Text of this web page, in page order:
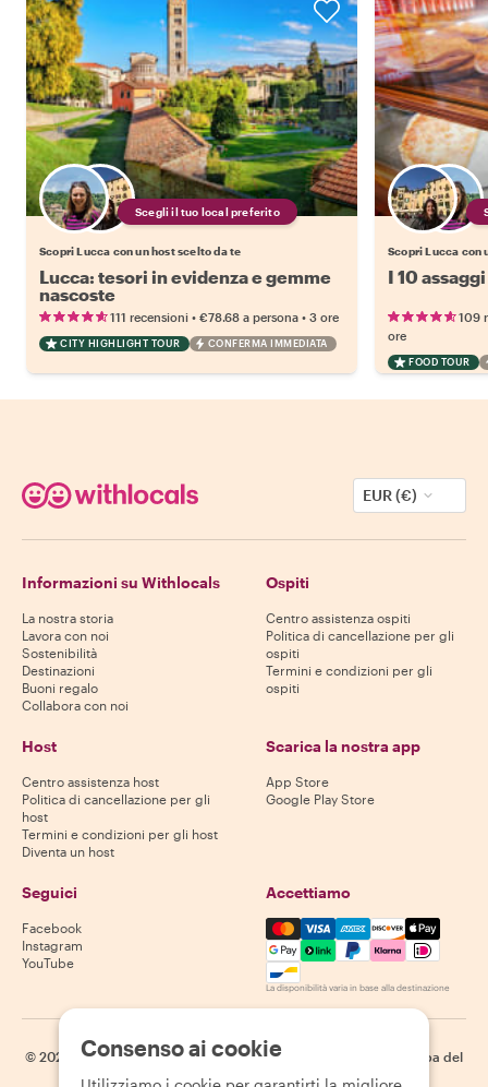
Scegli il tuo local preferito
Scopri Lucca con un host scelto da te
Lucca: tesori in evidenza e gemme
nascoste
111 recensioni • €78.68 a persona • 3 ore
CITY HIGHLIGHT TOUR CONFERMA IMMEDIATA
Scopri Lucca con
I 10
109
ore
FOOD TOUR
EUR (€)
Informazioni su Withlocals
La nostra storia
Lavora con noi
Sostenibilità
Destinazioni
Buoni regalo
Collabora con noi
Ospiti
Centro assistenza ospiti
Politica di cancellazione per gli
ospiti
Termini e condizioni per gli
ospiti
Host
Centro assistenza host
Politica di cancellazione per gli
host
Termini e condizioni per gli host
Diventa un host
Scarica la nostra app
App Store
Google Play Store
Seguici
Facebook
Instagram
YouTube
Accettiamo
Mastercard, Visa, Amex,
La disponibilità varia in base alla destinazione
© 2026 Withlocals.com | Informativa sulla privacy
Mappa del
Consenso ai cookie